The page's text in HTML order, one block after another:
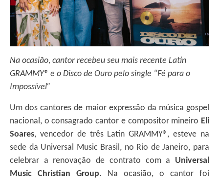
Na ocasião, cantor recebeu seu mais recente Latin
GRAMMY® e o Disco de Ouro pelo single “Fé para o
Impossível”
Um dos cantores de maior expressão da música gospel
nacional, o consagrado cantor e compositor mineiro Eli
Soares, vencedor de três Latin GRAMMY®, esteve na
sede da Universal Music Brasil, no Rio de Janeiro, para
celebrar a renovação de contrato com a Universal
Music Christian Group. Na ocasião, o cantor foi